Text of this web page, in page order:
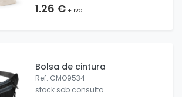
1.26 €+ iva
Bolsa de cintura
Ref. CMO9534
stock sob consulta